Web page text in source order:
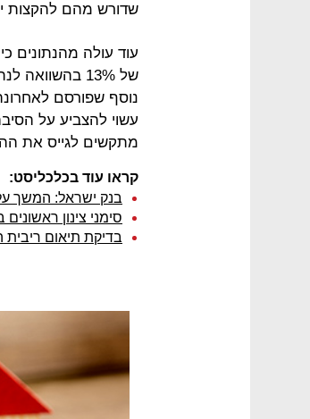
שדורש מהם להקצות
עשוי להצביע על
מתקשים לגייס את
קראו עוד בכלכליסט:
בנק ישראל: המשך
סימני צינון
בדיקת תיאום